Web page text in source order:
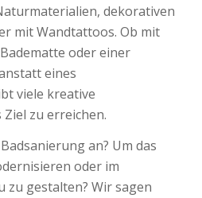
dekorativen
mit Wandtattoos. Ob mit
oder einer
eines
viele kreative
zu erreichen.
an? Um das
oder im
zu gestalten? Wir sagen